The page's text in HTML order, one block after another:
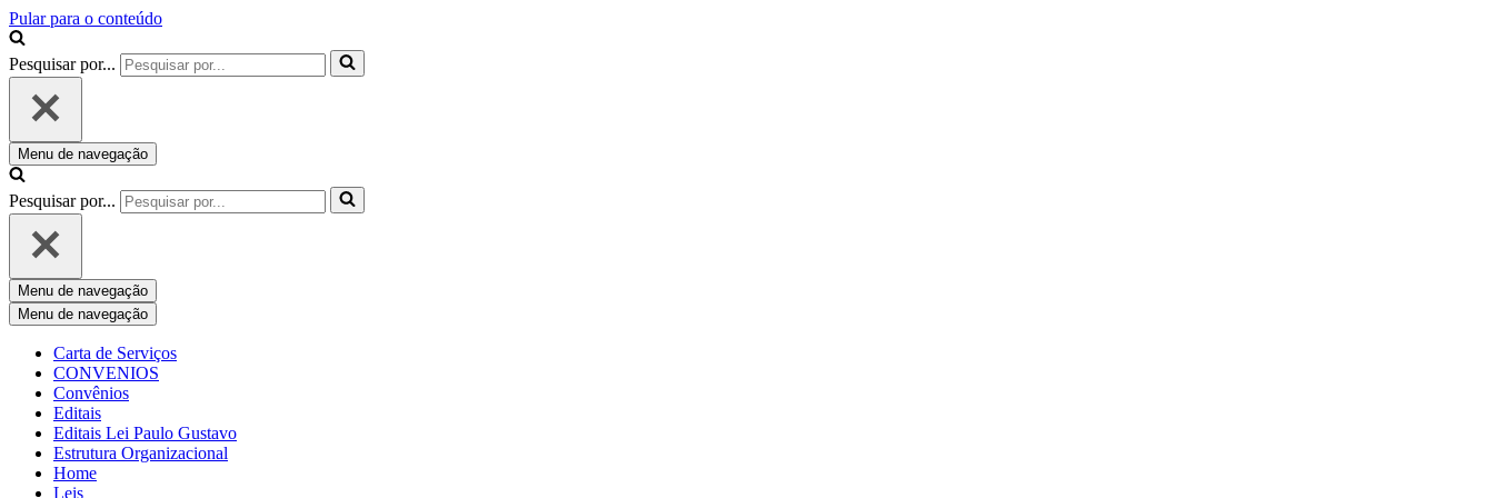
Pular para o conteúdo
Pesquisar por...
Menu de navegação
Pesquisar por...
Menu de navegação
Menu de navegação
Carta de Serviços
CONVENIOS
Convênios
Editais
Editais Lei Paulo Gustavo
Estrutura Organizacional
Home
Leis